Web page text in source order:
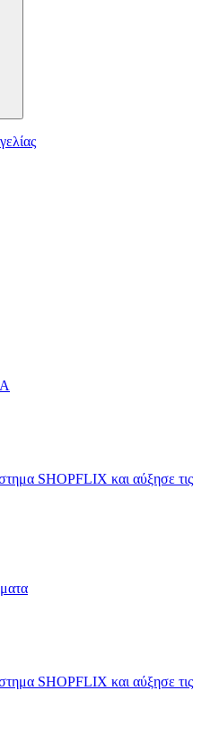
SHOPFLIX και αύξησε τις
SHOPFLIX και αύξησε τις